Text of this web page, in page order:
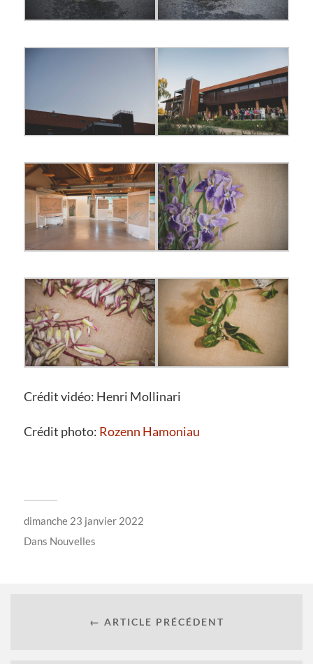
Crédit vidéo: Henri Mollinari
Crédit photo: Rozenn Hamoniau
dimanche 23 janvier 2022
Dans Nouvelles
← ARTICLE PRÉCÉDENT